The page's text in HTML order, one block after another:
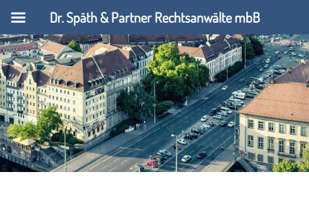
Dr. Späth & Partner Rechtsanwälte mbB